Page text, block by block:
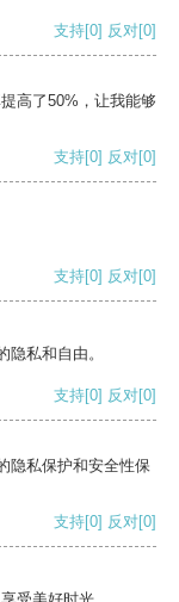
支持[0] 反对[0]
高了50%，让我能够
支持[0] 反对[0]
支持[0] 反对[0]
私和自由。
支持[0] 反对[0]
隐私保护和安全性保
支持[0] 反对[0]